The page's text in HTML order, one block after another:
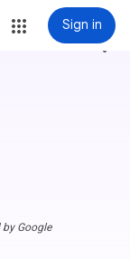
Sign in
more_vert
Google